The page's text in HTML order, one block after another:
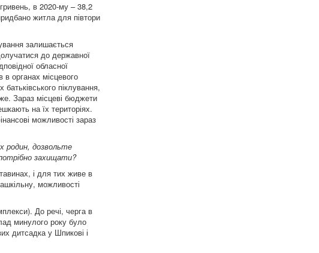
в 2020-му – 38,2
житла для півтори
залишається
до державної
обласної
органах місцевого
піклування,
Зараз місцеві бюджети
на їх територіях.
можливості зараз
родин, дозвольте
захищати?
і для тих живе в
можливості
До речі, черга в
минулого року було
дитсадка у Шпикові і